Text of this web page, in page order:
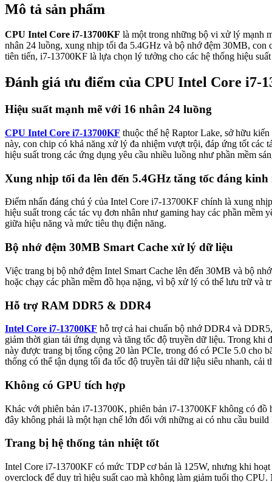
Mô tả sản phẩm
CPU Intel Core i7-13700KF là một trong những bộ vi xử lý mạnh
nhân 24 luồng, xung nhịp tối đa 5.4GHz và bộ nhớ đệm 30MB,
tiên tiến, i7-13700KF là lựa chọn lý tưởng cho các hệ thống hiệu
Đánh giá ưu điểm của CPU Intel Core i7-
Hiệu suất mạnh mẽ với 16 nhân 24 luồng
CPU Intel Core i7-13700KF thuộc thế hệ Raptor Lake, sở hữu
này, con chip có khả năng xử lý đa nhiệm vượt trội, đáp ứng tốt
hiệu suất trong các ứng dụng yêu cầu nhiều luồng như phần mềm
Xung nhịp tối đa lên đến 5.4GHz tăng tốc đáng kinh
Điểm nhấn đáng chú ý của Intel Core i7-13700KF chính là xung
hiệu suất trong các tác vụ đơn nhân như gaming hay các phần
giữa hiệu năng và mức tiêu thụ điện năng.
Bộ nhớ đệm 30MB Smart Cache xử lý dữ liệu
Việc trang bị bộ nhớ đệm Intel Smart Cache lên đến 30MB và bộ
hoặc chạy các phần mềm đồ họa nặng, vì bộ xử lý có thể lưu trữ
Hỗ trợ RAM DDR5 & DDR4
Intel Core i7-13700KF hỗ trợ cả hai chuẩn bộ nhớ DDR4 và
giảm thời gian tải ứng dụng và tăng tốc độ truyền dữ liệu. Trong
này được trang bị tổng cộng 20 làn PCIe, trong đó có PCIe 5.0 cho
thống có thể tận dụng tối đa tốc độ truyền tải dữ liệu siêu nhanh,
Không có GPU tích hợp
Khác với phiên bản i7-13700K, phiên bản i7-13700KF không có
đây không phải là một hạn chế lớn đối với những ai có nhu cầu
Trang bị hệ thống tản nhiệt tốt
Intel Core i7-13700KF có mức TDP cơ bản là 125W, nhưng khi
overclock để duy trì hiệu suất cao mà không làm giảm tuổi thọ